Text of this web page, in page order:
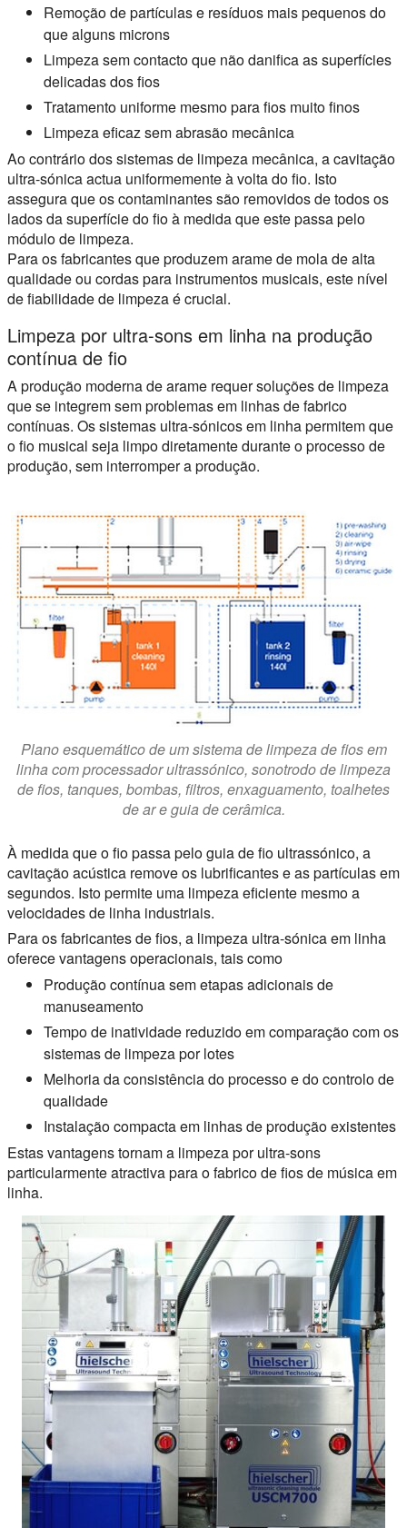
Remoção de partículas e resíduos mais pequenos do
que alguns microns
Limpeza sem contacto que não danifica as superfícies
delicadas dos fios
Tratamento uniforme mesmo para fios muito finos
Limpeza eficaz sem abrasão mecânica
Ao contrário dos sistemas de limpeza mecânica, a cavitação
ultra-sónica actua uniformemente à volta do fio. Isto
assegura que os contaminantes são removidos de todos os
lados da superfície do fio à medida que este passa pelo
módulo de limpeza.
Para os fabricantes que produzem arame de mola de alta
qualidade ou cordas para instrumentos musicais, este nível
de fiabilidade de limpeza é crucial.
Limpeza por ultra-sons em linha na produção
contínua de fio
A produção moderna de arame requer soluções de limpeza
que se integrem sem problemas em linhas de fabrico
contínuas. Os sistemas ultra-sónicos em linha permitem que
o fio musical seja limpo diretamente durante o processo de
produção, sem interromper a produção.
Plano esquemático de um sistema de limpeza de fios em
linha com processador ultrassónico, sonotrodo de limpeza
de fios, tanques, bombas, filtros, enxaguamento, toalhetes
de ar e guia de cerâmica.
À medida que o fio passa pelo guia de fio ultrassónico, a
cavitação acústica remove os lubrificantes e as partículas em
segundos. Isto permite uma limpeza eficiente mesmo a
velocidades de linha industriais.
Para os fabricantes de fios, a limpeza ultra-sónica em linha
oferece vantagens operacionais, tais como
Produção contínua sem etapas adicionais de
manuseamento
Tempo de inatividade reduzido em comparação com os
sistemas de limpeza por lotes
Melhoria da consistência do processo e do controlo de
qualidade
Instalação compacta em linhas de produção existentes
Estas vantagens tornam a limpeza por ultra-sons
particularmente atractiva para o fabrico de fios de música em
linha.